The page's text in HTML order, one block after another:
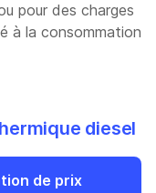
pour des charges
à la consommation
diesel
de prix